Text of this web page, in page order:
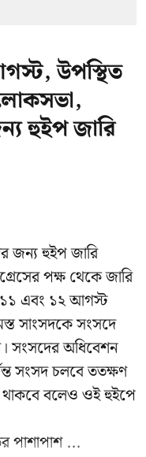
উপস্থিত
হুইপ জারি
জন্য হুইপ জারি
পক্ষ থেকে জারি
১১ এবং ১২ আগস্ট
সাংসদকে সংসদে
সংসদের অধিবেশন
সংসদ চলবে ততক্ষণ
থাকবে বলেও ওই হুইপে
পাশাপাশ ...